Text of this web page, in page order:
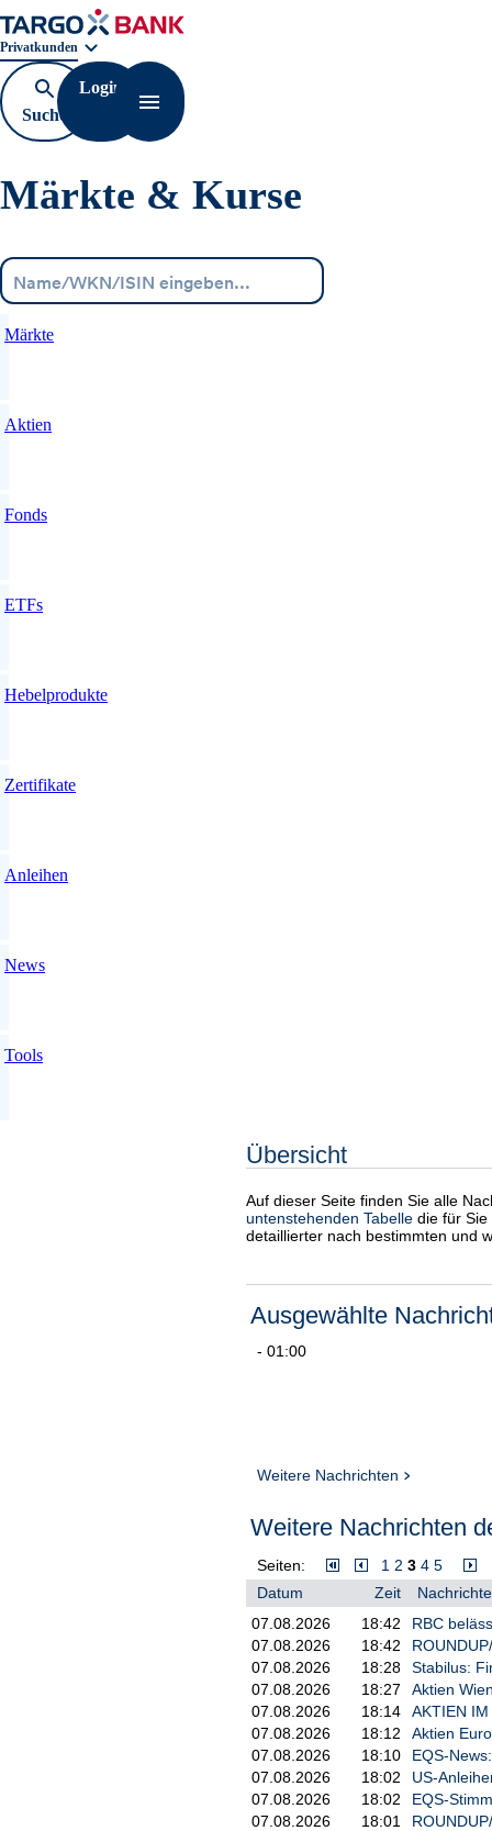
Geschäftsbereichnavigation. Aktuelle Auswahl:
Privatkunden
Suche
öffnen
Login
Navigation öffnen
Märkte & Kurse
Märkte
Aktien
Fonds
ETFs
Hebelprodukte
Zertifikate
Anleihen
News
Tools
Übersicht
Auf dieser Seite finden Sie alle
untenstehenden Tabelle die für
detaillierter nach bestimmten und
Ausgewählte
- 01:00
Weitere Nachrichten
Weitere Nachrichten
Seiten: 1 2 3 4 5
Datum
Zeit
07.08.2026
18:42
RBC
07.08.2026
18:42
07.08.2026
18:28
Stabilus:
07.08.2026
18:27
Aktien
07.08.2026
18:14
AKTIEN
07.08.2026
18:12
Aktien
07.08.2026
18:10
EQS-
07.08.2026
18:02
US-
07.08.2026
18:02
EQS-
07.08.2026
18:01